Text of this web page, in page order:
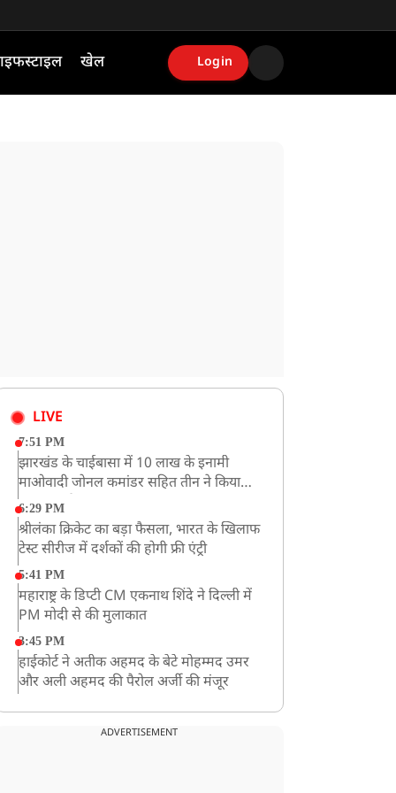
खेल Login
LIVE
7:51 PM
झारखंड के चाईबासा में 10 लाख के इनामी
माओवादी जोनल कमांडर सहित तीन ने किया
आत्मसमर्पण
6:29 PM
श्रीलंका क्रिकेट का बड़ा फैसला, भारत के खिलाफ
टेस्ट सीरीज में दर्शकों की होगी फ्री एंट्री
5:41 PM
महाराष्ट्र के डिप्टी CM एकनाथ शिंदे ने दिल्ली में
PM मोदी से की मुलाकात
3:45 PM
हाईकोर्ट ने अतीक अहमद के बेटे मोहम्मद उमर
और अली अहमद की पैरोल अर्जी की मंजूर
CM योगी का सपा पर हमला, कहा- वोट बैंक की
ADVERTISEMENT